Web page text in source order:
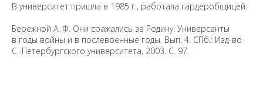
В университет пришла в 1985 г., работала гардеробщицей.
Бережной А. Ф. Они сражались за Родину: Универсанты
в годы войны и в послевоенные годы. Вып. 4. СПб.: Изд-во
С.-Петербургского университета, 2003. С. 97.